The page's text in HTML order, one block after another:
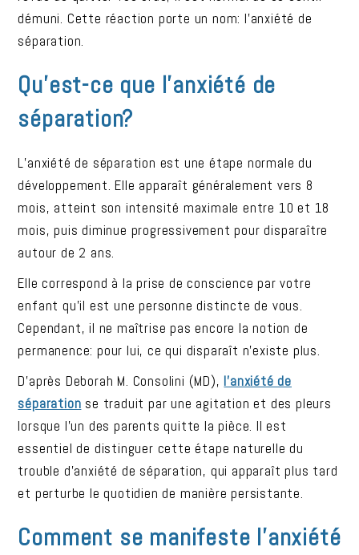
démuni. Cette réaction porte un nom: l’anxiété de
séparation.
Qu’est-ce que l’anxiété de
séparation?
L’anxiété de séparation est une étape normale du
développement. Elle apparaît généralement vers 8
mois, atteint son intensité maximale entre 10 et 18
mois, puis diminue progressivement pour disparaître
autour de 2 ans.
Elle correspond à la prise de conscience par votre
enfant qu’il est une personne distincte de vous.
Cependant, il ne maîtrise pas encore la notion de
permanence: pour lui, ce qui disparaît n’existe plus.
D’après Deborah M. Consolini (MD), l’anxiété de
séparation se traduit par une agitation et des pleurs
lorsque l’un des parents quitte la pièce. Il est
essentiel de distinguer cette étape naturelle du
trouble d’anxiété de séparation, qui apparaît plus tard
et perturbe le quotidien de manière persistante.
Comment se manifeste l’anxiété